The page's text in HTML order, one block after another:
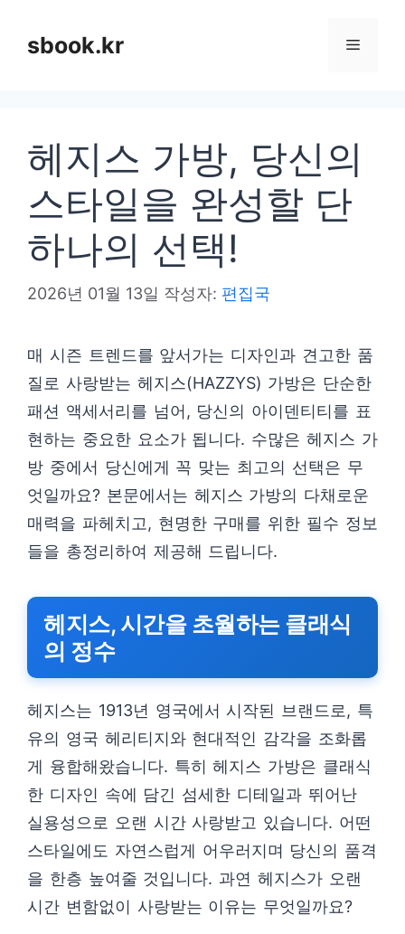
sbook.kr 메
헤지스 가방, 당신의
스타일을 완성할 단
하나의 선택!
2026년 01월 13일 작성자: 편집국
매 시즌 트렌드를 앞서가는 디자인과 견고한 품
질로 사랑받는 헤지스(HAZZYS) 가방은 단순한
패션 액세서리를 넘어, 당신의 아이덴티티를 표
현하는 중요한 요소가 됩니다. 수많은 헤지스 가
방 중에서 당신에게 꼭 맞는 최고의 선택은 무
엇일까요? 본문에서는 헤지스 가방의 다채로운
매력을 파헤치고, 현명한 구매를 위한 필수 정보
들을 총정리하여 제공해 드립니다.
헤지스, 시간을 초월하는 클래식
의 정수
헤지스는 1913년 영국에서 시작된 브랜드로, 특
유의 영국 헤리티지와 현대적인 감각을 조화롭
게 융합해왔습니다. 특히 헤지스 가방은 클래식
한 디자인 속에 담긴 섬세한 디테일과 뛰어난
실용성으로 오랜 시간 사랑받고 있습니다. 어떤
스타일에도 자연스럽게 어우러지며 당신의 품격
을 한층 높여줄 것입니다. 과연 헤지스가 오랜
시간 변함없이 사랑받는 이유는 무엇일까요?